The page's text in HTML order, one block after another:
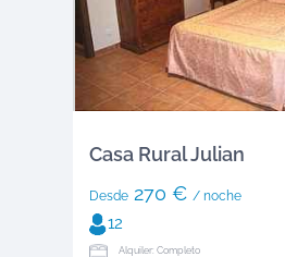
Casa Rural Julian
Desde270 € / noche
12
Alquiler: Completo